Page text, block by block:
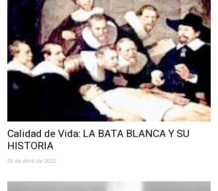
Calidad de Vida: LA BATA BLANCA Y SU
HISTORIA
29 de abril de 2022